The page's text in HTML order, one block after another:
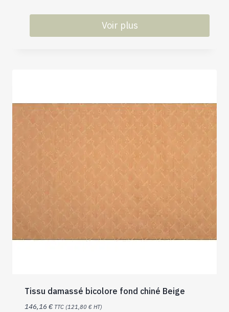
Voir plus
Tissu damassé bicolore fond chiné Beige
146,16 € TTC (121,80 € HT)